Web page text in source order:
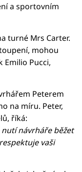
a sportovním
turné Mrs Carter.
mohou
Emilio Pucci,
Peterem
na míru. Peter,
říká:
návrháře běžet
vaši